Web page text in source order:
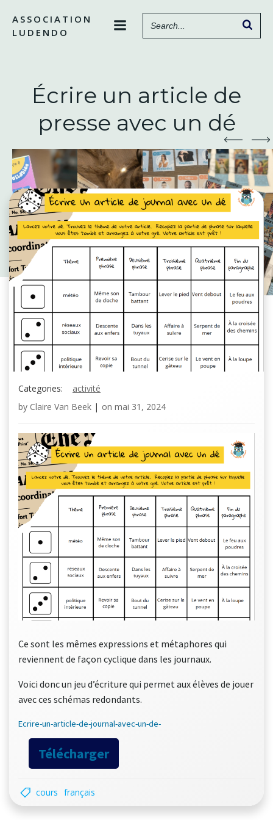
contenu
ASSOCIATION
LUDENDO
Écrire un article de
presse avec un dé
Categories:
activité
by Claire Van Beek | on mai 31, 2024
Ce sont les mêmes expressions et métaphores qui
reviennent de façon cyclique dans les journaux.
Voici donc un jeu d’écriture qui permet aux élèves de jouer
avec ces schémas redondants.
Ecrire-un-article-de-journal-avec-un-de-
Télécharger
cours français